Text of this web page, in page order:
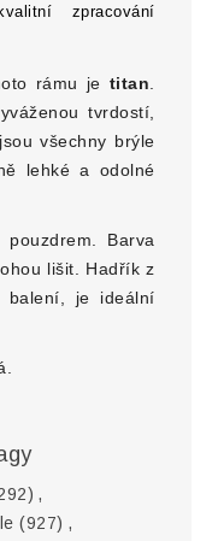
zpracování
rámu je titan
tvrdostí,
všechny brýle
lehké a odolné
Barva
lišit. Hadřík z
balení, je ideální
,
(927) ,